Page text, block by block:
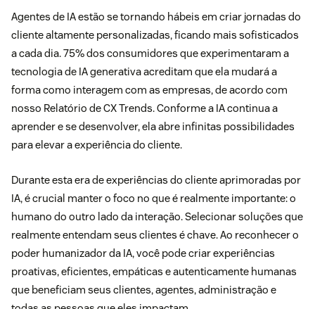
Agentes de IA estão se tornando hábeis em criar jornadas do
cliente altamente personalizadas, ficando mais sofisticados
a cada dia. 75% dos consumidores que experimentaram a
tecnologia de IA generativa acreditam que ela mudará a
forma como interagem com as empresas, de acordo com
nosso Relatório de CX Trends. Conforme a IA continua a
aprender e se desenvolver, ela abre infinitas possibilidades
para elevar a experiência do cliente.
Durante esta era de experiências do cliente aprimoradas por
IA, é crucial manter o foco no que é realmente importante: o
humano do outro lado da interação. Selecionar soluções que
realmente entendam seus clientes é chave. Ao reconhecer o
poder humanizador da IA, você pode criar experiências
proativas, eficientes, empáticas e autenticamente humanas
que beneficiam seus clientes, agentes, administração e